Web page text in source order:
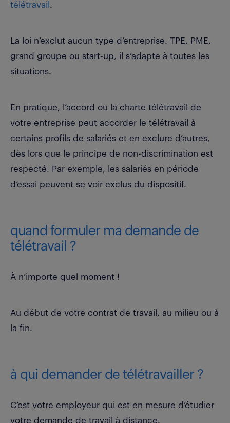
télétravail .
La loi n’exclut aucun type d’entreprise. TPE, PME,
grand groupe ou start-up, il s’adapte à toutes les
situations.
En pratique, l’accord ou la charte télétravail de
votre entreprise peut accorder le télétravail à
certains profils de salariés et en exclure d’autres,
dès lors que le principe de non-discrimination est
respecté. Par exemple, les salariés en période
d’essai peuvent se voir exclus du dispositif.
quand formuler ma demande de
télétravail ?
À n’importe quel moment !
Au début de votre contrat de travail, au milieu ou à
la fin.
à qui demander de télétravailler ?
C’est votre employeur qui est en mesure d’étudier
votre demande de travail à distance.